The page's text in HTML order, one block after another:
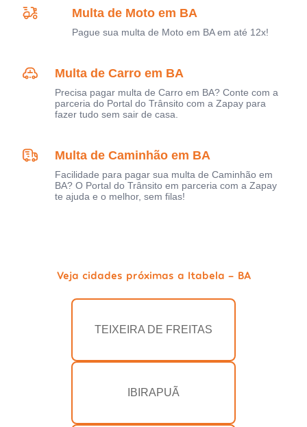
Multa de Moto em BA
Pague sua multa de Moto em BA em até 12x!
Multa de Carro em BA
Precisa pagar multa de Carro em BA? Conte com a
parceria do Portal do Trânsito com a Zapay para
fazer tudo sem sair de casa.
Multa de Caminhão em BA
Facilidade para pagar sua multa de Caminhão em
BA? O Portal do Trânsito em parceria com a Zapay
te ajuda e o melhor, sem filas!
Veja cidades próximas a Itabela - BA
TEIXEIRA DE FREITAS
IBIRAPUÃ